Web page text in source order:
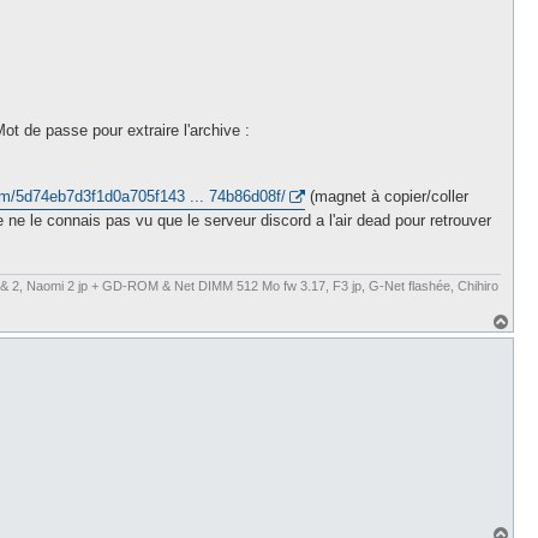
de passe pour extraire l'archive :
5d74eb7d3f1d0a705f143 ... 74b86d08f/
(magnet à copier/coller
le connais pas vu que le serveur discord a l'air dead pour retrouver
Naomi 2 jp + GD-ROM & Net DIMM 512 Mo fw 3.17, F3 jp, G-Net flashée, Chihiro
a